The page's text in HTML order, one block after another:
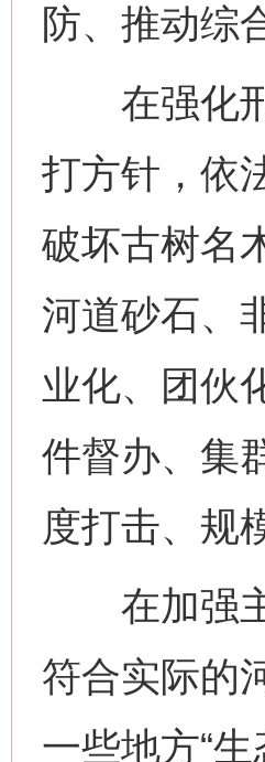
防、推动综
在强化刑
打方针，依
破坏古树名
河道砂石、
业化、团伙
件督办、集
度打击、规
在加强主
符合实际的
一些地方“